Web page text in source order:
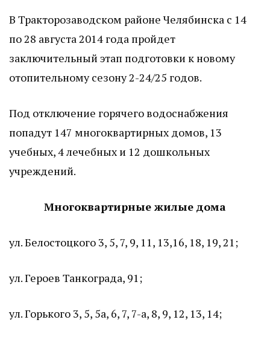
В Тракторозаводском районе Челябинска с 14
по 28 августа 2014 года пройдет
заключительный этап подготовки к новому
отопительному сезону 2-24/25 годов.
Под отключение горячего водоснабжения
попадут 147 многоквартирных домов, 13
учебных, 4 лечебных и 12 дошкольных
учреждений.
Многоквартирные жилые дома
ул. Белостоцкого 3, 5, 7, 9, 11, 13,16, 18, 19, 21;
ул. Героев Танкограда, 91;
ул. Горького 3, 5, 5а, 6, 7, 7-а, 8, 9, 12, 13, 14;